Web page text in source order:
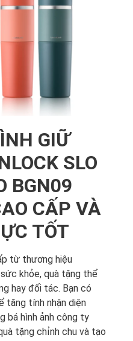
GIỮ
SLO
BGN09
CẤP VÀ
TỐT
từ thương hiệu
khỏe, quà tặng thể
hay đối tác. Bạn có
tăng tính nhận diện
bá hình ảnh công ty
tặng chỉnh chu và tạo